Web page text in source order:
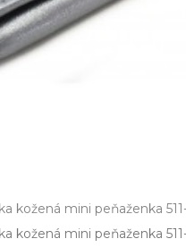
kožená mini peňaženka
kožená mini peňaženka